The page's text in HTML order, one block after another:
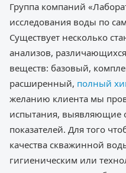
Группа компаний
исследования воды по
Существует несколько
анализов,
веществ: базовый,
расширенный, полный
желанию клиента мы
испытания, выявляющие
показателей. Для того
качества скважинной
гигиеническим или